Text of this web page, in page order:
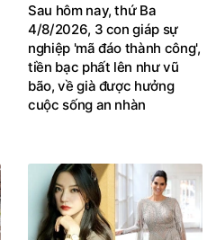
Sau hôm nay, thứ Ba
4/8/2026, 3 con giáp sự
nghiệp 'mã đáo thành công',
tiền bạc phất lên như vũ
bão, về già được hưởng
cuộc sống an nhàn